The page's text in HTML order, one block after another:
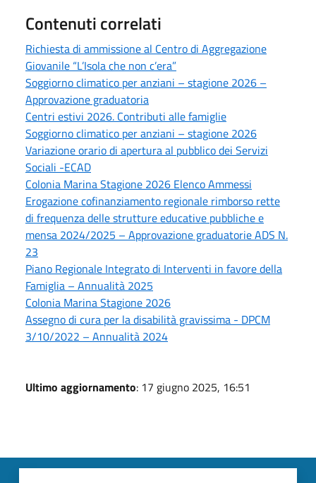
Contenuti correlati
Richiesta di ammissione al Centro di Aggregazione
Giovanile “L’Isola che non c’era”
Soggiorno climatico per anziani – stagione 2026 –
Approvazione graduatoria
Centri estivi 2026. Contributi alle famiglie
Soggiorno climatico per anziani – stagione 2026
Variazione orario di apertura al pubblico dei Servizi
Sociali -ECAD
Colonia Marina Stagione 2026 Elenco Ammessi
Erogazione cofinanziamento regionale rimborso rette
di frequenza delle strutture educative pubbliche e
mensa 2024/2025 – Approvazione graduatorie ADS N.
23
Piano Regionale Integrato di Interventi in favore della
Famiglia – Annualità 2025
Colonia Marina Stagione 2026
Assegno di cura per la disabilità gravissima - DPCM
3/10/2022 – Annualità 2024
Ultimo aggiornamento: 17 giugno 2025, 16:51